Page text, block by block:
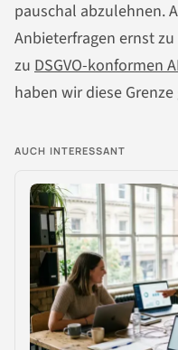
pauschal abzulehnen.
Anbieterfragen ernst
zu DSGVO-konformen
haben wir diese
AUCH INTERESSANT